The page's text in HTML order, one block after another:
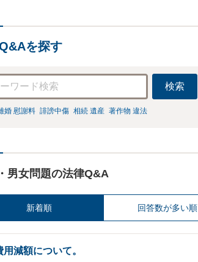
を探す
検索
婚 慰謝料 誹謗中傷 相続 遺産 著作物 違法
男女問題の法律Q&A
新着順 回答数が多い順
用減額について。